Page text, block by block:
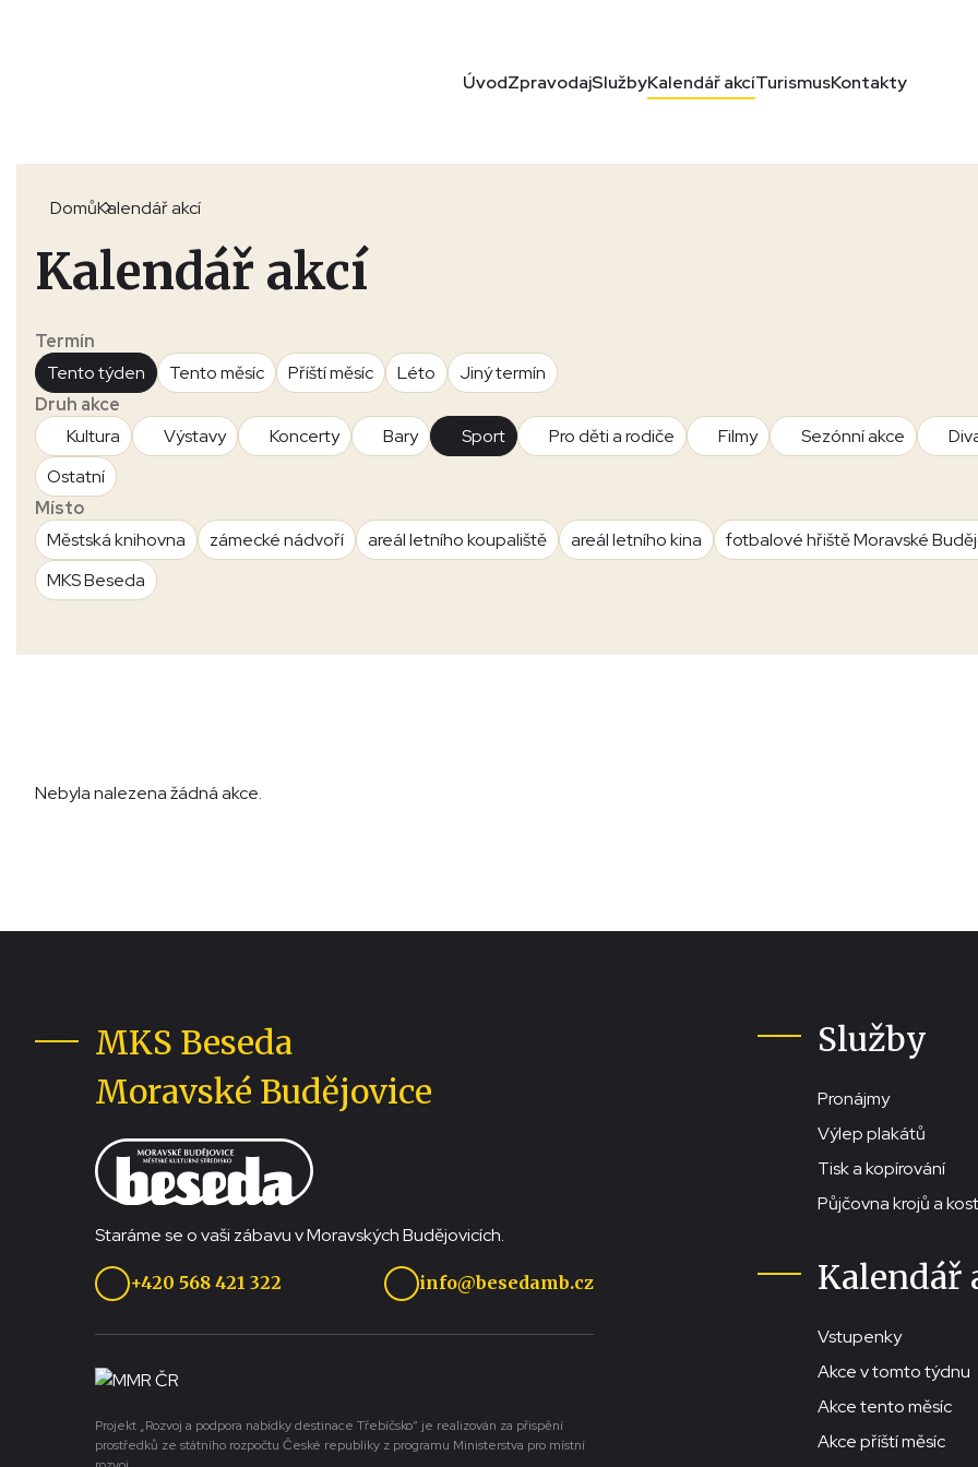
ÚvodZpravodajSlužbyKalendář akcíTurismusKontakty
DomůKalendář akcí
Kalendář akcí
Termín
Tento týden
Tento měsíc Příští měsíc Léto
Jiný termín
Druh akce
Kultura
Výstavy Koncerty Bary Sport Pro děti a rodiče Filmy Sezónní akce
Ostatní
Místo
Městská knihovna
zámecké nádvoří areál letního koupaliště areál letního kina
fotbalové hřiště Moravské
MKS Beseda
Nebyla nalezena žádná akce.
MKS Beseda
Moravské Budějovice
Staráme se o vaši zábavu v Moravských Budějovicích.
+420 568 421 322 info@besedamb.cz
Projekt „Rozvoj a podpora nabídky destinace Třebíčsko“ je realizován za přispění
prostředků ze státního rozpočtu České republiky z programu Ministerstva pro místní
Služby
Pronájmy
Výlep plakátů
Tisk a kopírování
Půjčovna krojů a
Kalendář
Vstupenky
Akce v tomto týdnu
Akce tento měsíc
Akce příští měsíc